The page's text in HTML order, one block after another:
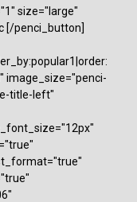
size="large"
[/penci_button]
image_size="penci-
title-left"